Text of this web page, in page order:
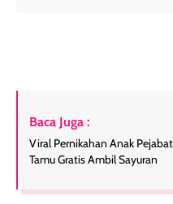
Baca Juga :
Viral Pernikahan Anak
Tamu Gratis Ambil Sayuran